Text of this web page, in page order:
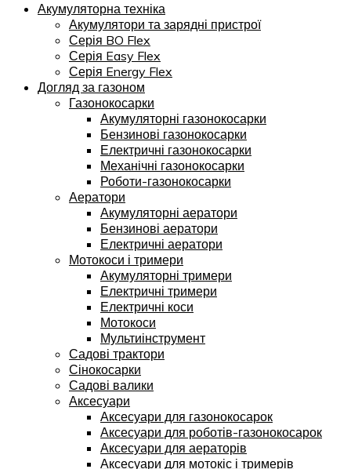
Акумуляторна техніка
Акумулятори та зарядні пристрої
Серія BO Flex
Серія Easy Flex
Серія Energy Flex
Догляд за газоном
Газонокосарки
Акумуляторні газонокосарки
Бензинові газонокосарки
Електричні газонокосарки
Механічні газонокосарки
Роботи-газонокосарки
Аератори
Акумуляторні аератори
Бензинові аератори
Електричні аератори
Мотокоси і тримери
Акумуляторні тримери
Електричні тримери
Електричні коси
Мотокоси
Мультиінструмент
Садові трактори
Сінокосарки
Садові валики
Аксесуари
Аксесуари для газонокосарок
Аксесуари для роботів-газонокосарок
Аксесуари для аераторів
Аксесуари для мотокіс і тримерів